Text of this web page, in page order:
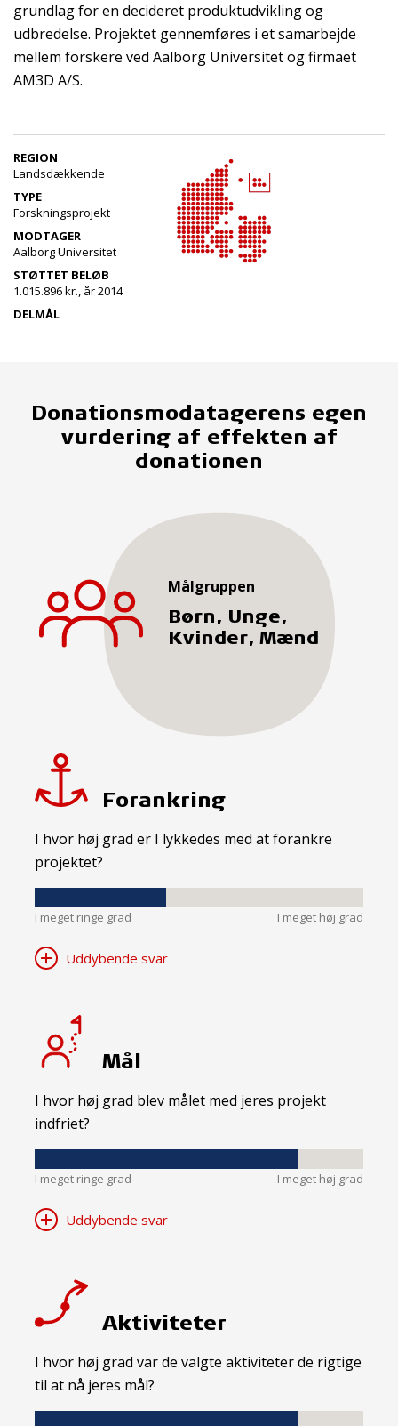
grundlag for en decideret produktudvikling og
udbredelse. Projektet gennemføres i et samarbejde
mellem forskere ved Aalborg Universitet og firmaet
AM3D A/S.
REGION
Landsdækkende
TYPE
Forskningsprojekt
MODTAGER
Aalborg Universitet
STØTTET BELØB
1.015.896 kr., år 2014
DELMÅL
Donationsmodatagerens egen
vurdering af effekten af
donationen
Målgruppen
Børn, Unge,
Kvinder, Mænd
Forankring
I hvor høj grad er I lykkedes med at forankre
projektet?
I meget ringe grad I meget høj grad
Uddybende svar
Mål
I hvor høj grad blev målet med jeres projekt
indfriet?
I meget ringe grad I meget høj grad
Uddybende svar
Aktiviteter
I hvor høj grad var de valgte aktiviteter de rigtige
til at nå jeres mål?